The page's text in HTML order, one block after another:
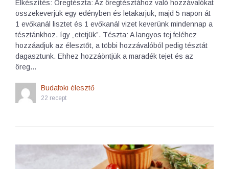
Elkészítés: Öregtészta: Az öregtésztához való hozzávalókat
összekeverjük egy edényben és letakarjuk, majd 5 napon át
1 evőkanál lisztet és 1 evőkanál vizet keverünk mindennap a
tésztánkhoz, így „etetjük”. Tészta: A langyos tej feléhez
hozzáadjuk az élesztőt, a többi hozzávalóból pedig tésztát
dagasztunk. Ehhez hozzáöntjük a maradék tejet és az
öreg…
Budafoki élesztő
22 recept